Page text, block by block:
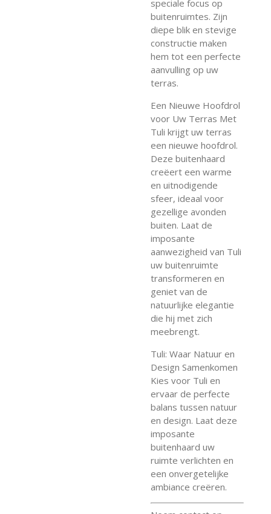
speciale focus op
buitenruimtes. Zijn
diepe blik en stevige
constructie maken
hem tot een perfecte
aanvulling op uw
terras.
Een Nieuwe Hoofdrol
voor Uw Terras Met
Tuli krijgt uw terras
een nieuwe hoofdrol.
Deze buitenhaard
creëert een warme
en uitnodigende
sfeer, ideaal voor
gezellige avonden
buiten. Laat de
imposante
aanwezigheid van Tuli
uw buitenruimte
transformeren en
geniet van de
natuurlijke elegantie
die hij met zich
meebrengt.
Tuli: Waar Natuur en
Design Samenkomen
Kies voor Tuli en
ervaar de perfecte
balans tussen natuur
en design. Laat deze
imposante
buitenhaard uw
ruimte verlichten en
een onvergetelijke
ambiance creëren.